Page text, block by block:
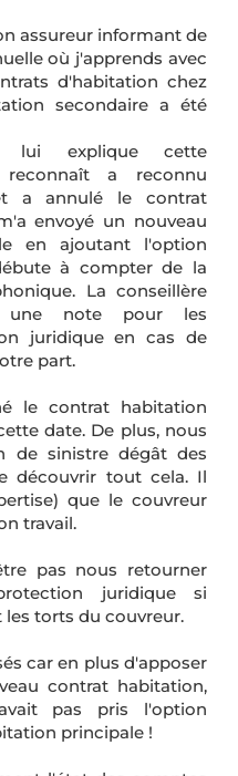
assureur informant de
où j'apprends avec
d'habitation chez
secondaire a été
lui explique cette
reconnaît a reconnu
a annulé le contrat
envoyé un nouveau
en ajoutant l'option
à compter de la
La conseillère
une note pour les
juridique en cas de
part.
le contrat habitation
date. De plus, nous
de sinistre dégât des
découvrir tout cela. Il
que le couvreur
travail.
pas nous retourner
juridique si
les torts du couvreur.
car en plus d'apposer
contrat habitation,
pas pris l'option
principale !